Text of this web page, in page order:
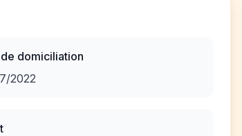
domiciliation
2022